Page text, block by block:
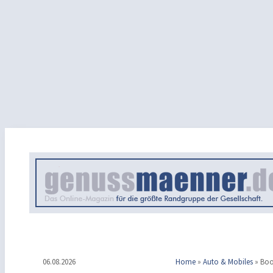
06.08.2026 Home » Auto & Mobiles »